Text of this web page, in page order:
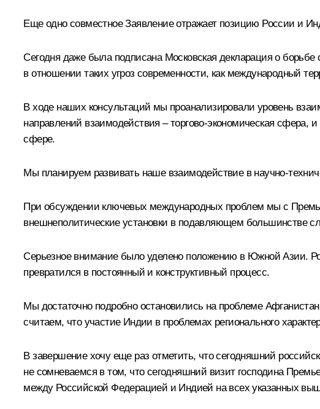
Еще одно совместное Заявление отражает позицию России и
Сегодня даже была подписана Московская декларация о
в отношении таких угроз современности, как международный
В ходе наших консультаций мы проанализировали уровень
направлений взаимодействия – торгово-экономическая
сфере.
Мы планируем развивать наше взаимодействие в научно-
При обсуждении ключевых международных проблем мы с
внешнеполитические установки в подавляющем большинстве
Серьезное внимание было уделено положению в Южной Азии.
превратился в постоянный и конструктивный процесс.
Мы достаточно подробно остановились на проблеме
считаем, что участие Индии в проблемах регионального
В завершение хочу еще раз отметить, что сегодняшний
не сомневаемся в том, что сегодняшний визит господина
между Российской Федерацией и Индией на всех указанных